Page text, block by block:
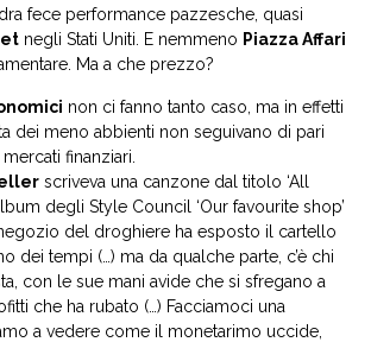
fece performance pazzesche, quasi
negli Stati Uniti. E nemmeno Piazza Affari
Ma a che prezzo?
non ci fanno tanto caso, ma in effetti
dei meno abbienti non seguivano di pari
finanziari.
scriveva una canzone dal titolo ‘All
degli Style Council ‘Our favourite shop’
del droghiere ha esposto il cartello
dei tempi (…) ma da qualche parte, c’è chi
con le sue mani avide che si sfregano a
che ha rubato (…) Facciamoci una
a vedere come il monetarimo uccide,